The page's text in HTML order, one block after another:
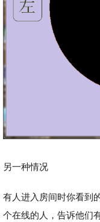
另一种情况
有人进入房间时你看到
个在线的人，告诉他们